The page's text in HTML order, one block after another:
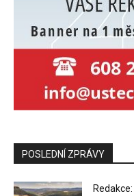
POSLEDNÍ ZPRÁVY